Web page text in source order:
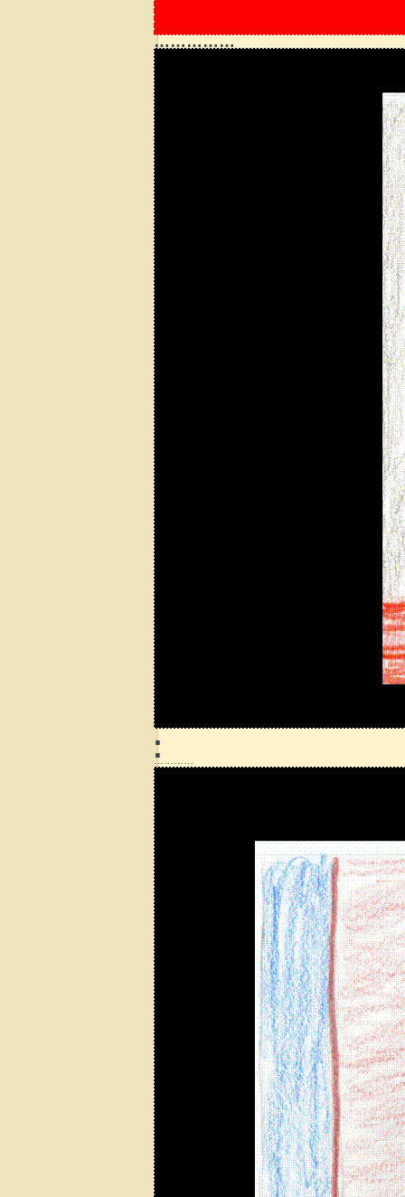
……………
.
.
…………